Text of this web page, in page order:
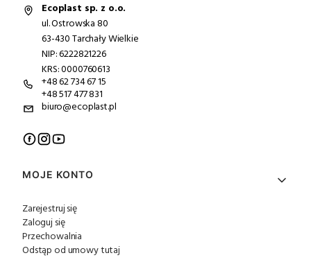
Ecoplast sp. z o.o.
ul. Ostrowska 80
63-430 Tarchały Wielkie
NIP: 6222821226
KRS: 0000760613
+48 62 734 67 15
+48 517 477 831
biuro@ecoplast.pl
Linki w stopce
MOJE KONTO
Zarejestruj się
Zaloguj się
Przechowalnia
Odstąp od umowy tutaj